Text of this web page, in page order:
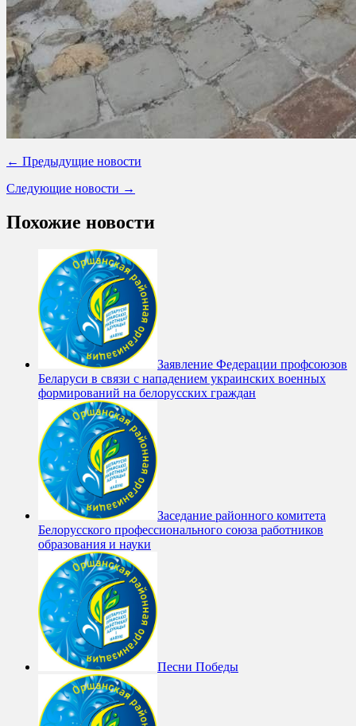
← Предыдущие новости
Следующие новости →
Похожие новости
Заявление Федерации профсоюзов
Беларуси в связи с нападением украинских военных
формирований на белорусских граждан
Заседание районного комитета
Белорусского профессионального союза работников
образования и науки
Песни Победы